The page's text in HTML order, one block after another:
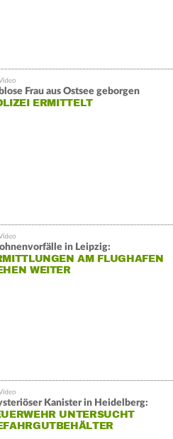
Frau aus Ostsee geborgen
ERMITTELT
in Leipzig:
AM FLUGHAFEN
WEITER
Kanister in Heidelberg:
UNTERSUCHT